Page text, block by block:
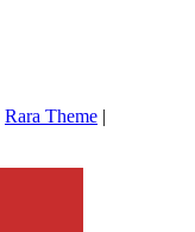
Rara Theme |